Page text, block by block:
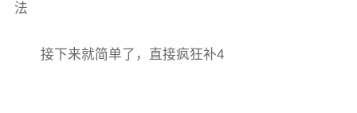
法
接下来就简单了，直接疯狂补4